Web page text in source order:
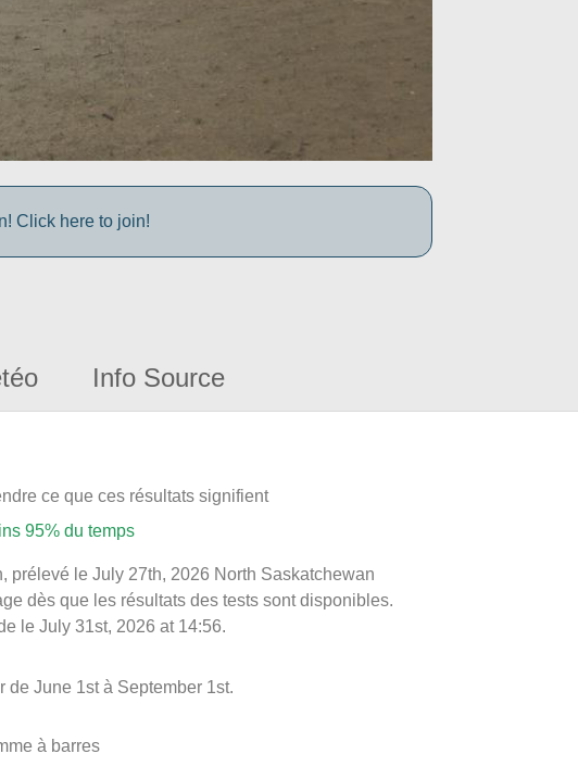
Click here to join!
Info Source
ce que ces résultats signifient
95% du temps
prélevé le July 27th, 2026 North Saskatchewan
dès que les résultats des tests sont disponibles.
le July 31st, 2026 at 14:56.
de June 1st à September 1st.
à barres